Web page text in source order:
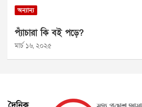
অন্যান্য
প্যাঁচারা কি বই পড়ে?
মার্চ ১৬, ২০২৫